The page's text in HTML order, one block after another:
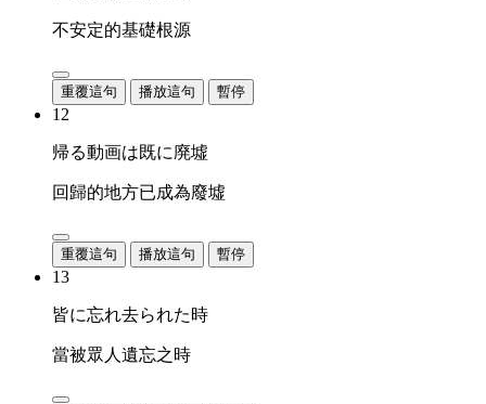
不安定的基礎根源
重覆這句 播放這句 暫停
12
帰る動画は既に廃墟
回歸的地方已成為廢墟
重覆這句 播放這句 暫停
13
皆に忘れ去られた時
當被眾人遺忘之時